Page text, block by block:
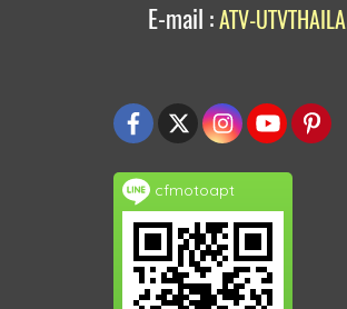
E-mail :ATV-
cfmotoapt